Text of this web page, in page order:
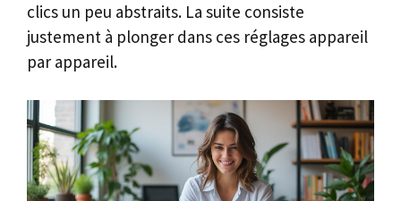
clics un peu abstraits. La suite consiste
justement à plonger dans ces réglages appareil
par appareil.